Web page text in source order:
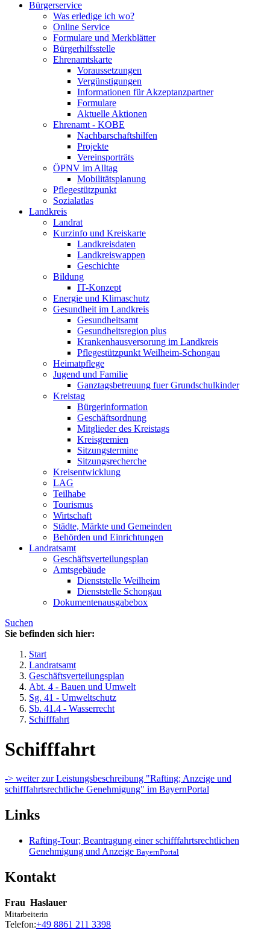
Bürgerservice
Was erledige ich wo?
Online Service
Formulare und Merkblätter
Bürgerhilfsstelle
Ehrenamtskarte
Voraussetzungen
Vergünstigungen
Informationen für Akzeptanzpartner
Formulare
Aktuelle Aktionen
Ehrenamt - KOBE
Nachbarschaftshilfen
Projekte
Vereinsporträts
ÖPNV im Alltag
Mobilitätsplanung
Pflegestützpunkt
Sozialatlas
Landkreis
Landrat
Kurzinfo und Kreiskarte
Landkreisdaten
Landkreiswappen
Geschichte
Bildung
IT-Konzept
Energie und Klimaschutz
Gesundheit im Landkreis
Gesundheitsamt
Gesundheitsregion plus
Krankenhausversorung im Landkreis
Pflegestützpunkt Weilheim-Schongau
Heimatpflege
Jugend und Familie
Ganztagsbetreuung fuer Grundschulkinder
Kreistag
Bürgerinformation
Geschäftsordnung
Mitglieder des Kreistags
Kreisgremien
Sitzungstermine
Sitzungsrecherche
Kreisentwicklung
LAG
Teilhabe
Tourismus
Wirtschaft
Städte, Märkte und Gemeinden
Behörden und Einrichtungen
Landratsamt
Geschäftsverteilungsplan
Amtsgebäude
Dienststelle Weilheim
Dienststelle Schongau
Dokumentenausgabebox
Suchen
Sie befinden sich hier:
Start
Landratsamt
Geschäftsverteilungsplan
Abt. 4 - Bauen und Umwelt
Sg. 41 - Umweltschutz
Sb. 41.4 - Wasserrecht
Schifffahrt
Schifffahrt
-> weiter zur Leistungsbeschreibung "Rafting; Anzeige und
schifffahrtsrechtliche Genehmigung" im BayernPortal
Links
Rafting-Tour; Beantragung einer schifffahrtsrechtlichen
Genehmigung und Anzeige BayernPortal
Kontakt
Frau Haslauer
Mitarbeiterin
Telefon:+49 8861 211 3398